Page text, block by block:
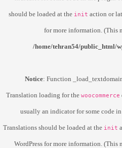
should be loaded at the init action or
for more information. (This
/home/tehran54/public_html/
Notice: Function
Translation loading for the woocommerce
usually an indicator for some code
Translations should be loaded at the init
WordPress for more information. (This